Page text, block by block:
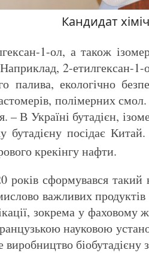
Кандидат
1-ол, а також
2-етилгексан-
палива, екологічно
полімерних
– В Україні бутадієн,
бутадієну посідає
крекінгу нафти.
років сформувався
важливих продуктів
зокрема у
науковою
біобутадієну